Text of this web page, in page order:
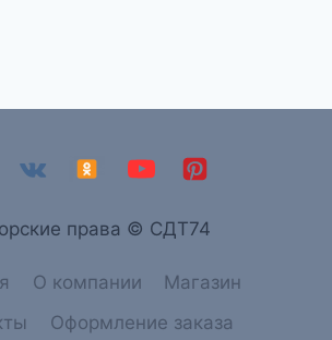
права © СДТ74
О компании
Магазин
Оформление заказа